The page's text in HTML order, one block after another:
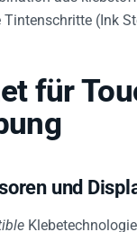
Tintenschritte (Ink
für
und